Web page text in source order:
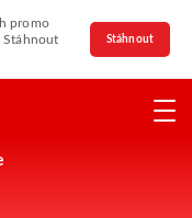
promo
Stáhnout
Stáhnout